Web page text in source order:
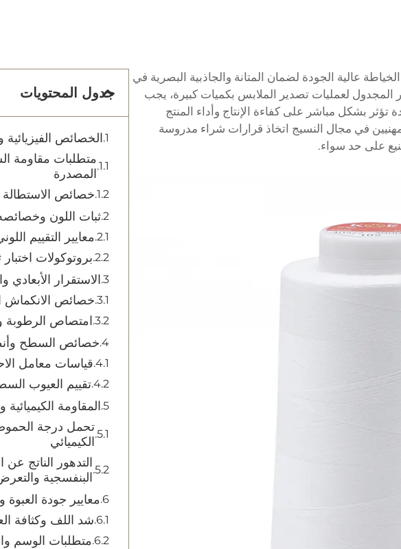
عالية الجودة لضمان المتانة والجاذبية البصرية في
المجدول لعمليات تصدير الملابس بكميات كبيرة، يجب
بشكل مباشر على كفاءة الإنتاج وأداء المنتج
للمهنيين في مجال النسيج اتخاذ قرارات شراء مدروسة
على حد سواء.
جدول المحتويات
الخصائص
متطلبات مقاومة
المصدرة
خصائص الاستطالة
ثبات اللون
معايير التقييم
بروتوكولات اختبار
الاستقرار
خصائص الانكماش
امتصاص الرطوبة
خصائص السطح
قياسات معامل
تقييم العيوب
المقاومة الكيميائية
تحمل درجة
الكيميائي
التدهور الناتج
البنفسجية
معايير جودة العبوة
شد اللف وكثافة
متطلبات الوسم